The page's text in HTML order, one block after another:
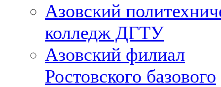
Азовский
колледж ДГТУ
Азовский филиал
Ростовского базового